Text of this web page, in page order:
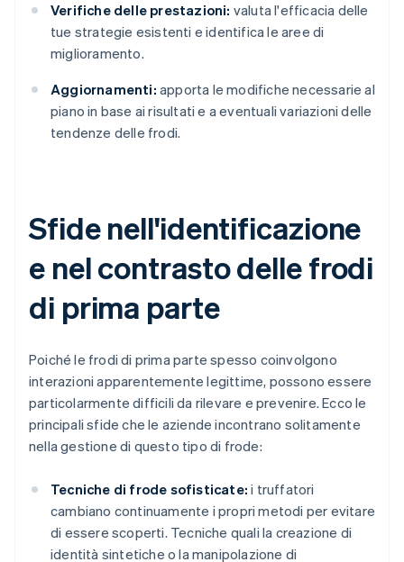
Verifiche delle prestazioni: valuta l'efficacia delle
tue strategie esistenti e identifica le aree di
miglioramento.
Aggiornamenti: apporta le modifiche necessarie al
piano in base ai risultati e a eventuali variazioni delle
tendenze delle frodi.
Sfide nell'identificazione
e nel contrasto delle frodi
di prima parte
Poiché le frodi di prima parte spesso coinvolgono
interazioni apparentemente legittime, possono essere
particolarmente difficili da rilevare e prevenire. Ecco le
principali sfide che le aziende incontrano solitamente
nella gestione di questo tipo di frode:
Tecniche di frode sofisticate: i truffatori
cambiano continuamente i propri metodi per evitare
di essere scoperti. Tecniche quali la creazione di
identità sintetiche o la manipolazione di